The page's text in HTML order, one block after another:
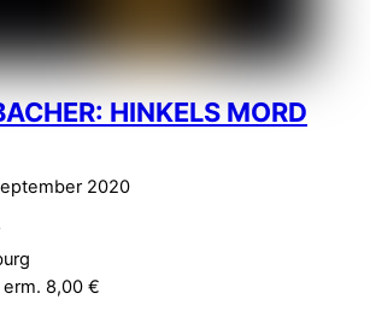
HINKELS MORD
2020
8,00 €